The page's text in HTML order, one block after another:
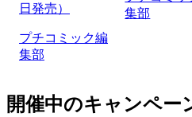
日発売）
プチコミック編
集部
集部
開催中のキャンペー